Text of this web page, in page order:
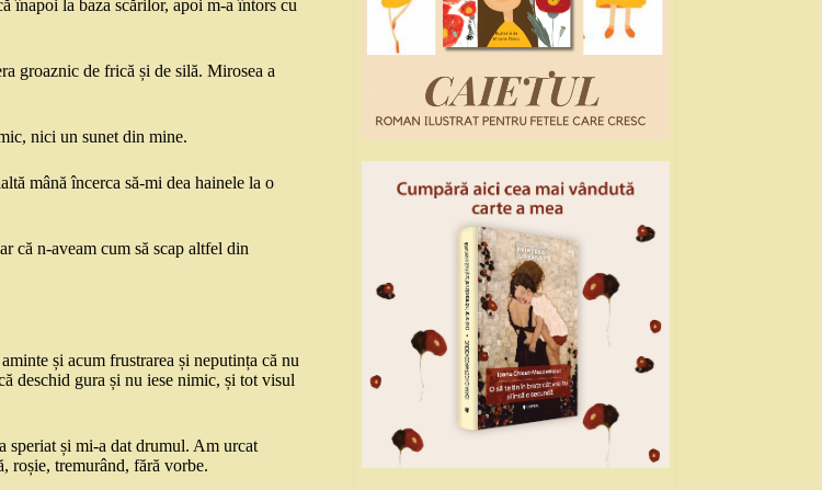
înapoi la baza scărilor, apoi m-a întors cu
groaznic de frică și de silă. Mirosea a
nici un sunet din mine.
mână încerca să-mi dea hainele la o
că n-aveam cum să scap altfel din
și acum frustrarea și neputința că nu
deschid gura și nu iese nimic, și tot visul
speriat și mi-a dat drumul. Am urcat
roșie, tremurând, fără vorbe.